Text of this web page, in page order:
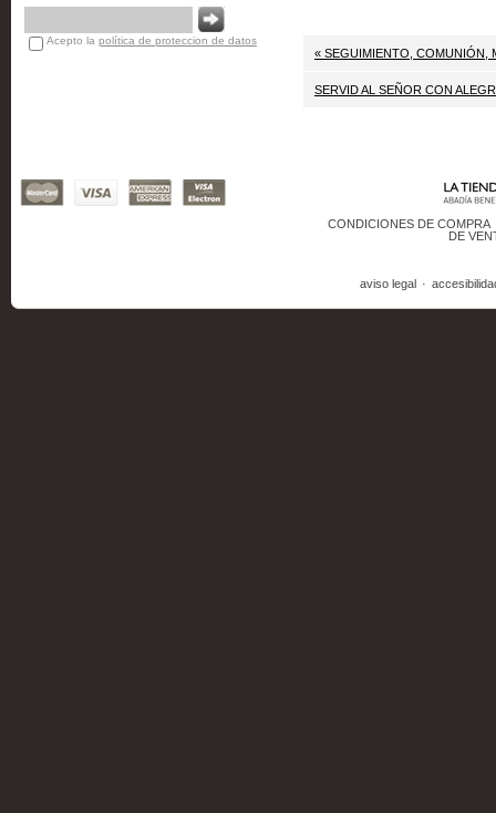
Acepto la política de proteccion de datos
« SEGUIMIENTO, COMUNIÓN,
SERVID AL SEÑOR CON
CONDICIONES DE COMPRA
DE
aviso legal ·